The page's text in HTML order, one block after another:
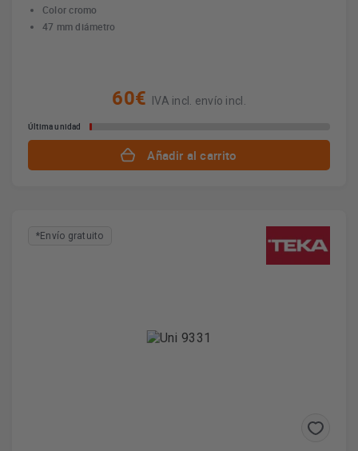
Color cromo
47 mm diámetro
60€ IVA incl. envío incl.
Última unidad
Añadir al carrito
*Envío gratuito